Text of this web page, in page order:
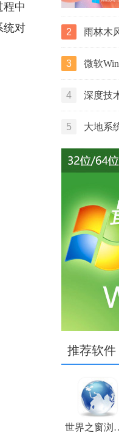
程中
统对
2
3
4 深度技
5
推荐软件
世界